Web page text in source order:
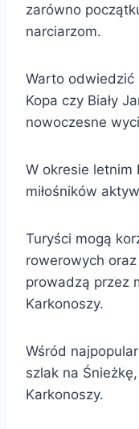
zarówno
narciarzom.
Warto odwiedzić
Kopa czy Biały
nowoczesne
W okresie letnim
miłośników
Turyści mogą
rowerowych
prowadzą przez
Karkonoszy.
Wśród
szlak na
Karkonoszy.